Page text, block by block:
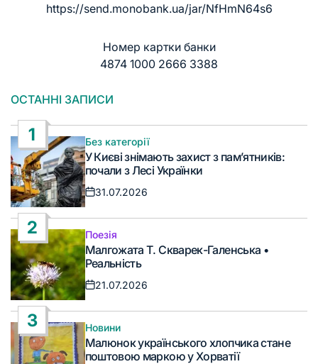
https://send.monobank.ua/jar/NfHmN64s6
Номер картки банки
4874 1000 2666 3388
ОСТАННІ ЗАПИСИ
1
Опублікувати
у
Без категорії
У Києві знімають захист з пам’ятників:
почали з Лесі Українки
Дата
31.07.2026
2
Опублікувати
у
Поезія
Малгожата Т. Скварек-Галенська •
Реальність
Дата
21.07.2026
3
Опублікувати
у
Новини
Малюнок українського хлопчика стане
поштовою маркою у Хорватії